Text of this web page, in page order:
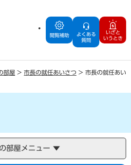
閲覧補助
よくある
質問
いざと
いうとき
部屋 > 市長の就任あいさつ > 市長の就任あい
部屋メニュー